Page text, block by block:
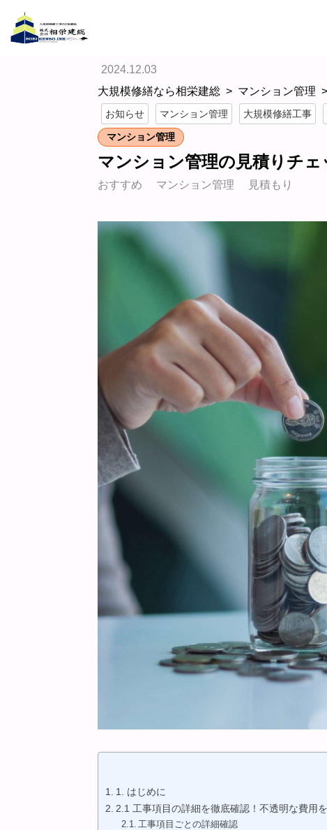
2024.12.03
大規模修繕なら相栄建総
マンション管理
お知らせ マンション管理 大規模修繕工事
マンション管理
マンション管理の見積りチェ
おすすめ マンション管理 見積もり
1. はじめに
2.1 工事項目の詳細を徹底確認！不透明な費用
工事項目ごとの詳細確認